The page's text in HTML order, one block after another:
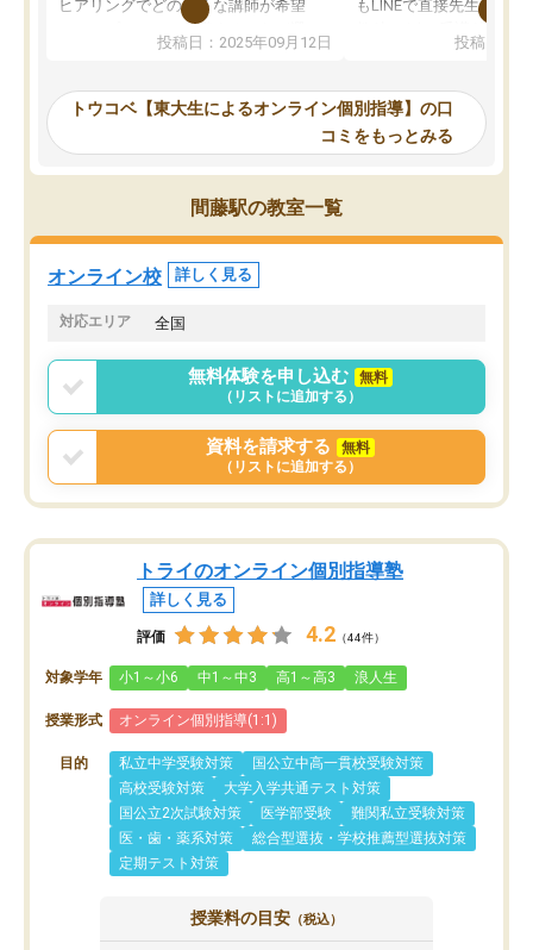
ヒアリングでどのような講師が希望
か、オプションは付帯するかなど選ぶ
事が出来ました。
ーティングを行い、その講師で良いか
見てから講師を決定する事ができま
す。
うちの子は、初回面談の講師の方で決
オンラインツールを使用した単語帳の
共有があり宿題もそちらで出される形
でした。
言う事で講師変更の申し出があり、あ
まりに短期での変更だった為、塾に通
う事にして退会しました。遅れも取り
戻せ、授業内容や講師の方は良かった
と思います。
投稿日：2025年09月12日
もLINEで直接先生に質問
めれるので、個人に合
いなのがあり(有料)、受
ことをどんなスケジュー
くか相談したのですが、
ち期待したものではなく
くなってきたようなので
投稿日：
トウコベ【東大生によるオンライン個別指導】の口
コミをもっとみる
間藤駅の教室一覧
オンライン校 詳しく見る
対応エリア 全国
無料体験を申し込む
無料
（リストに追加する）
資料を請求する
無料
（リストに追加する）
トライのオンライン個別指導塾
詳しく見る
評価 4.2 （44件）
対象学年 小1～小6 中1～中3 高1～高3 浪人生
授業形式 オンライン個別指導(1:1)
目的 私立中学受験対策
国公立中高一貫校受験対策
高校受験対策
大学入学共通テスト対策
国公立2次試験対策
医学部受験
難関私立受験対策
医・歯・薬系対策
総合型選抜・学校推薦型選抜対策
定期テスト対策
授業料の目安 （税込）